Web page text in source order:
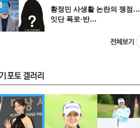
황정민 사생활 논란의 쟁점…
잇단 폭로·반…